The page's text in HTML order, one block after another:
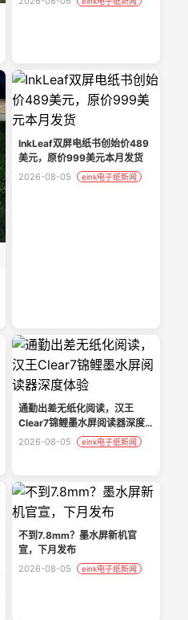
InkLeaf双屏电纸书创始价489
美元，原价999美元本月发货
2026-08-05 eink电子纸新闻
通勤出差无纸化阅读，汉王
Clear7锦鲤墨水屏阅读器深度
体验
2026-08-05 eink电子纸新闻
不到7.8mm？墨水屏新机官
宣，下月发布
2026-08-05 eink电子纸新闻